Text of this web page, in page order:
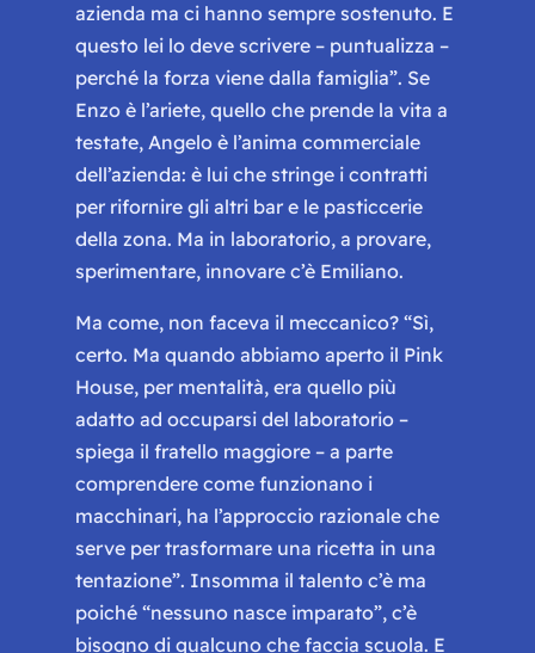
azienda ma ci hanno sempre sostenuto. E
questo lei lo deve scrivere– puntualizza –
perché la forza viene dalla famiglia”. Se
Enzo è l’ariete, quello che prende la vita a
testate, Angelo è l’anima commerciale
dell’azienda: è lui che stringe i contratti
per rifornire gli altri bar e le pasticcerie
della zona. Ma in laboratorio, a provare,
sperimentare, innovare c’è Emiliano.
Ma come, non faceva il meccanico? “Sì,
certo. Ma quando abbiamo aperto il Pink
House, per mentalità, era quello più
adatto ad occuparsi del laboratorio–
spiega il fratello maggiore – a parte
comprendere come funzionano i
macchinari, ha l’approccio razionale che
serve per trasformare una ricetta in una
tentazione”. Insomma il talento c’è ma
poiché “nessuno nasce imparato”,c’è
bisogno di qualcuno che faccia scuola. E